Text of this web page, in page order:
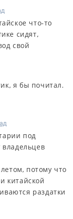
что-то
сидят,
свой
я бы почитал.
под
потому что
китайской
раздатки